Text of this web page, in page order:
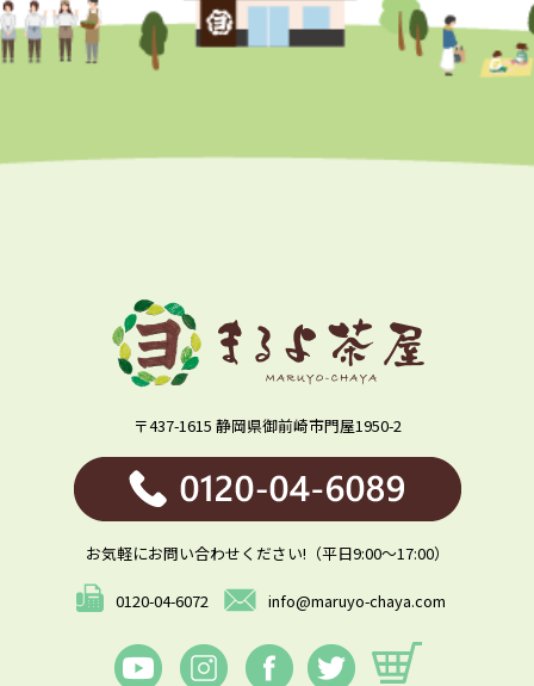
〒437-1615 静岡県御前崎市門屋1950-2
お気軽にお問い合わせください!（平日9:00～17:00）
0120-04-6072 info@maruyo-chaya.com